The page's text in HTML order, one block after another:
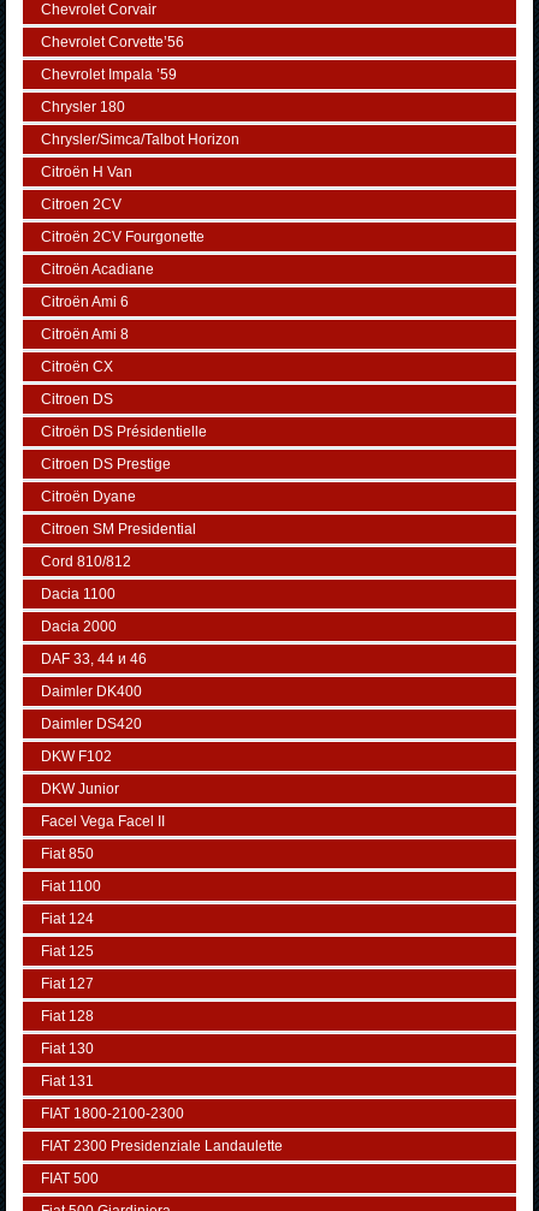
Chevrolet Corvair
Chevrolet Corvette’56
Chevrolet Impala ’59
Chrysler 180
Chrysler/Simca/Talbot Horizon
Citroën H Van
Citroen 2CV
Citroën 2CV Fourgonette
Citroën Acadiane
Citroën Ami 6
Citroën Ami 8
Citroën CX
Citroen DS
Citroën DS Présidentielle
Citroen DS Prestige
Citroën Dyane
Citroen SM Presidential
Cord 810/812
Dacia 1100
Dacia 2000
DAF 33, 44 и 46
Daimler DK400
Daimler DS420
DKW F102
DKW Junior
Facel Vega Facel II
Fiat 850
Fiat 1100
Fiat 124
Fiat 125
Fiat 127
Fiat 128
Fiat 130
Fiat 131
FIAT 1800-2100-2300
FIAT 2300 Presidenziale Landaulette
FIAT 500